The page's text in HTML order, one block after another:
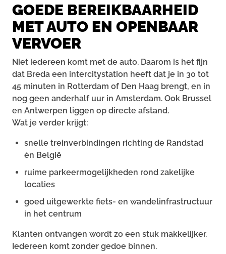
GOEDE BEREIKBAARHEID
MET AUTO EN OPENBAAR
VERVOER
Niet iedereen komt met de auto. Daarom is het fijn
dat Breda een intercitystation heeft dat je in 30 tot
45 minuten in Rotterdam of Den Haag brengt, en in
nog geen anderhalf uur in Amsterdam. Ook Brussel
en Antwerpen liggen op directe afstand.
Wat je verder krijgt:
snelle treinverbindingen richting de Randstad
én België
ruime parkeermogelijkheden rond zakelijke
locaties
goed uitgewerkte fiets- en wandelinfrastructuur
in het centrum
Klanten ontvangen wordt zo een stuk makkelijker.
Iedereen komt zonder gedoe binnen.